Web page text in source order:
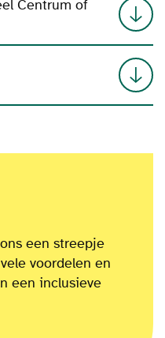
Centrum of
een streepje
voordelen en
een inclusieve